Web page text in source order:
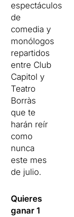
espectáculos
de
comedia y
monólogos
repartidos
entre Club
Capitol y
Teatro
Borràs
que te
harán reír
como
nunca
este mes
de julio.
Quieres
ganar 1